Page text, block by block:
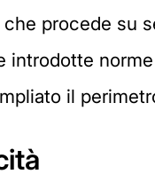
procede su
introdotte
il